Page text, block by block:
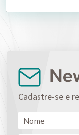
Cadastre-se e